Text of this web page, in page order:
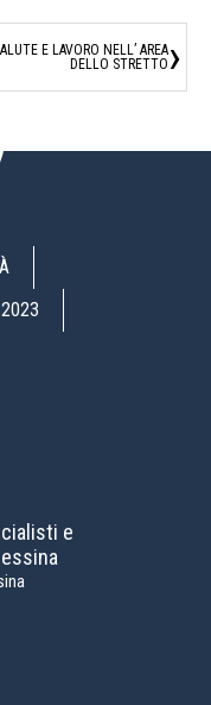
E LAVORO NELL’ AREA
DELLO STRETTO ›
e